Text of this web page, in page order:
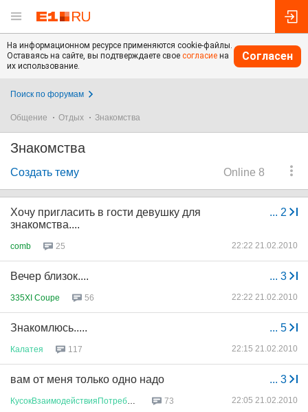
На информационном ресурсе применяются cookie-файлы.
Оставаясь на сайте, вы подтверждаете свое согласие на
их использование.
Согласен
Поиск по форумам
Общение Отдых Знакомства
Знакомства
Online 8
Создать тему
... 2
Хочу пригласить в гости девушку для
знакомства....
comb 25 22:22 21.02.2010
... 3
Вечер близок....
335XI Coupe 56 22:22 21.02.2010
... 5
Знакомлюсь.....
Калатея 117 22:15 21.02.2010
... 3
вам от меня только одно надо
... 73 22:05 21.02.2010